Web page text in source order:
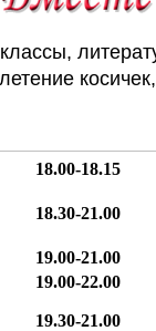
18.00-18.15
18.30-21.00
19.00-21.00
19.00-22.00
19.30-21.00